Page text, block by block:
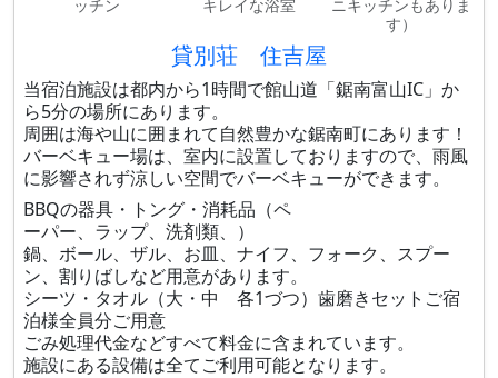
ッチン
キレイな浴室
ニキッチンもありま
す）
貸別荘 住吉屋
当宿泊施設は都内から1時間で館山道「鋸南富山IC」か
ら5分の場所にあります。
周囲は海や山に囲まれて自然豊かな鋸南町にあります！
バーベキュー場は、室内に設置しておりますので、雨風
に影響されず涼しい空間でバーベキューができます。
BBQの器具・トング・消耗品（ペ
ーパー、ラップ、洗剤類、）
鍋、ボール、ザル、お皿、ナイフ、フォーク、スプー
ン、割りばしなど用意があります。
シーツ・タオル（大・中 各1づつ）歯磨きセットご宿
泊様全員分ご用意
ごみ処理代金などすべて料金に含まれています。
施設にある設備は全てご利用可能となります。